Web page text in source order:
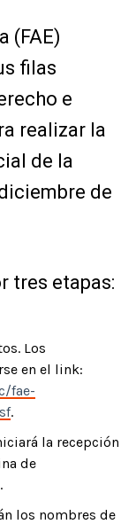
(FAE)
filas
e
realizar la
de la
de
tres etapas:
Los
en el link:
fae-
.
la recepción
de
los nombres de